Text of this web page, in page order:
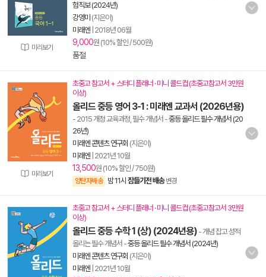
미리보기
험직보 (2024년)
강영미 (지은이)
미래엔 2018년 06월
9,000원 (10% 할인 / 500원)
품절
미리보기
초중고 참고서 + 스터디 플래너 · 미니 콜드컵 (초중고참고서 3만원
이상)
올리드 중등 영어 3-1 : 미래엔 교과서 (2026년용)
- 2015 개정 교육과정, 필수 개념서 -중등 올리드 필수 개념서 (20
26년)
미래엔 콘텐츠 연구회 (지은이)
미래엔 2021년 10월
13,500원 (10% 할인 / 750원)
양탄자배송 밤 11시 잠들기전 배송 변경
초중고 참고서 + 스터디 플래너 · 미니 콜드컵 (초중고참고서 3만원
이상)
올리드 중등 수학 1 (상) (2024년용) - 개념 잡고 성적
올리는 필수 개념서 -중등 올리드 필수 개념서 (2024년)
미래엔 콘텐츠 연구회 (지은이)
미래엔 2021년 10월